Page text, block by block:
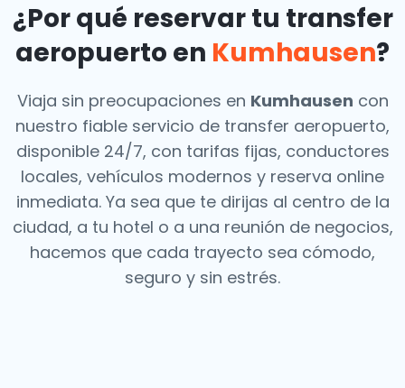
¿Por qué reservar tu transfer
aeropuerto en Kumhausen?
Viaja sin preocupaciones en Kumhausen con
nuestro fiable servicio de transfer aeropuerto,
disponible 24/7, con tarifas fijas, conductores
locales, vehículos modernos y reserva online
inmediata. Ya sea que te dirijas al centro de la
ciudad, a tu hotel o a una reunión de negocios,
hacemos que cada trayecto sea cómodo,
seguro y sin estrés.